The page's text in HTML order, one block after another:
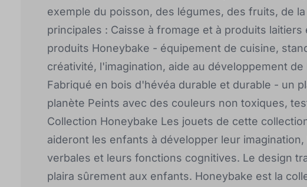
exemple du poisson, des légumes, des fruits, de
principales : Caisse à fromage et à produits
produits Honeybake - équipement de cuisine,
créativité, l'imagination, aide au développement
Fabriqué en bois d'hévéa durable et durable - un
planète Peints avec des couleurs non toxiques,
Collection Honeybake Les jouets de cette
aideront les enfants à développer leur
verbales et leurs fonctions cognitives. Le design
plaira sûrement aux enfants. Honeybake est la